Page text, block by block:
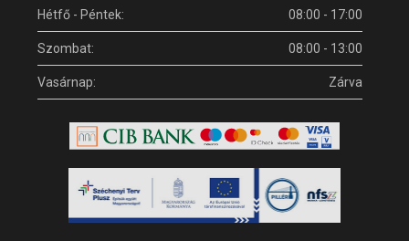
Hétfő - Péntek: 08:00 - 17:00
Szombat: 08:00 - 13:00
Vasárnap: Zárva